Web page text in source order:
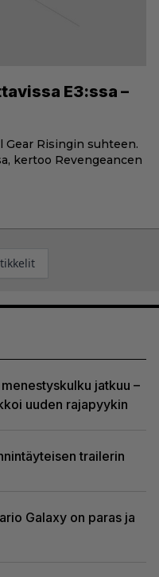
E3:ssa –
Gear Risingin suhteen.
kertoo Revengeancen
jatkuu –
uuden rajapyykin
trailerin
Galaxy on paras ja